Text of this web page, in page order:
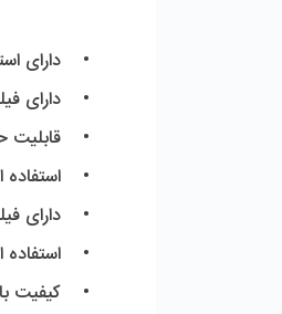
• دارای
• دارای فیلتر ممبران 13 لایه
• قابلیت حذف
• استفاده
• دارای
• استفاده
• کیفیت